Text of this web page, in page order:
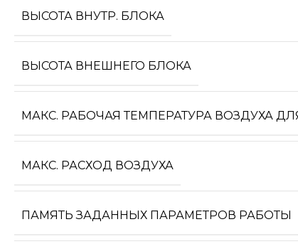
ВЫСОТА ВНУТР. БЛОКА
ВЫСОТА ВНЕШНЕГО БЛОКА
МАКС. РАБОЧАЯ ТЕМПЕРАТУРА ВОЗДУХА
МАКС. РАСХОД ВОЗДУХА
ПАМЯТЬ ЗАДАННЫХ ПАРАМЕТРОВ РАБОТЫ